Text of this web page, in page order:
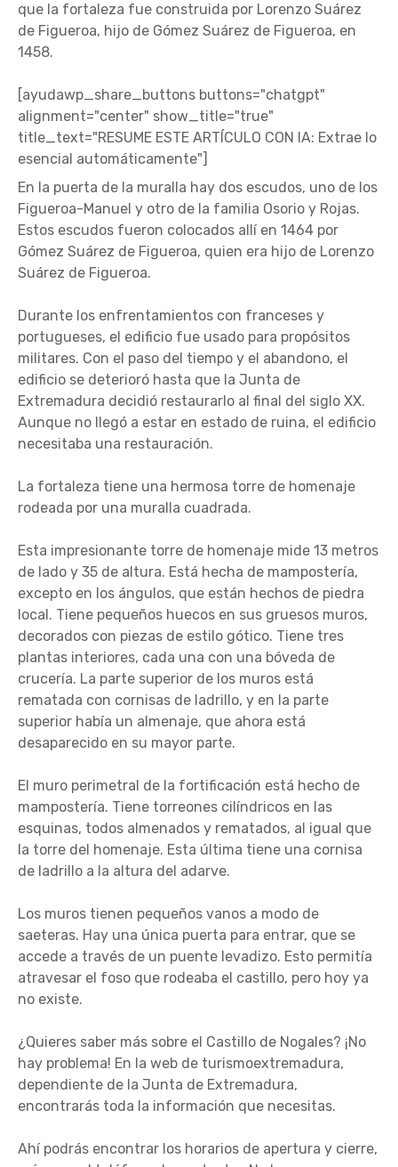
que la fortaleza fue construida por Lorenzo Suárez
de Figueroa, hijo de Gómez Suárez de Figueroa, en
1458.
[ayudawp_share_buttons buttons="chatgpt"
alignment="center" show_title="true"
title_text="RESUME ESTE ARTÍCULO CON IA: Extrae lo
esencial automáticamente"]
En la puerta de la muralla hay dos escudos, uno de los
Figueroa-Manuel y otro de la familia Osorio y Rojas.
Estos escudos fueron colocados allí en 1464 por
Gómez Suárez de Figueroa, quien era hijo de Lorenzo
Suárez de Figueroa.
Durante los enfrentamientos con franceses y
portugueses, el edificio fue usado para propósitos
militares. Con el paso del tiempo y el abandono, el
edificio se deterioró hasta que la Junta de
Extremadura decidió restaurarlo al final del siglo XX.
Aunque no llegó a estar en estado de ruina, el edificio
necesitaba una restauración.
La fortaleza tiene una hermosa torre de homenaje
rodeada por una muralla cuadrada.
Esta impresionante torre de homenaje mide 13 metros
de lado y 35 de altura. Está hecha de mampostería,
excepto en los ángulos, que están hechos de piedra
local. Tiene pequeños huecos en sus gruesos muros,
decorados con piezas de estilo gótico. Tiene tres
plantas interiores, cada una con una bóveda de
crucería. La parte superior de los muros está
rematada con cornisas de ladrillo, y en la parte
superior había un almenaje, que ahora está
desaparecido en su mayor parte.
El muro perimetral de la fortificación está hecho de
mampostería. Tiene torreones cilíndricos en las
esquinas, todos almenados y rematados, al igual que
la torre del homenaje. Esta última tiene una cornisa
de ladrillo a la altura del adarve.
Los muros tienen pequeños vanos a modo de
saeteras. Hay una única puerta para entrar, que se
accede a través de un puente levadizo. Esto permitía
atravesar el foso que rodeaba el castillo, pero hoy ya
no existe.
¿Quieres saber más sobre el Castillo de Nogales? ¡No
hay problema! En la web de turismoextremadura,
dependiente de la Junta de Extremadura,
encontrarás toda la información que necesitas.
Ahí podrás encontrar los horarios de apertura y cierre,